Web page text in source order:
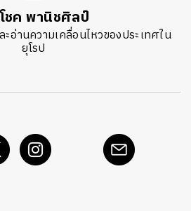
ชค พานิชศิลป์
อ่านความเคลื่อนไหวของประเทศใน
ยุโรป